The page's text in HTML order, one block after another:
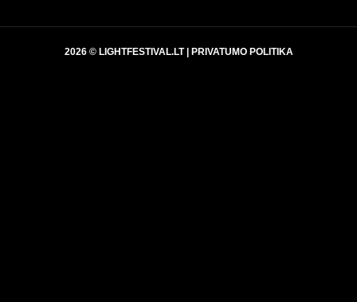
2026 © LIGHTFESTIVAL.LT | PRIVATUMO POLITIKA